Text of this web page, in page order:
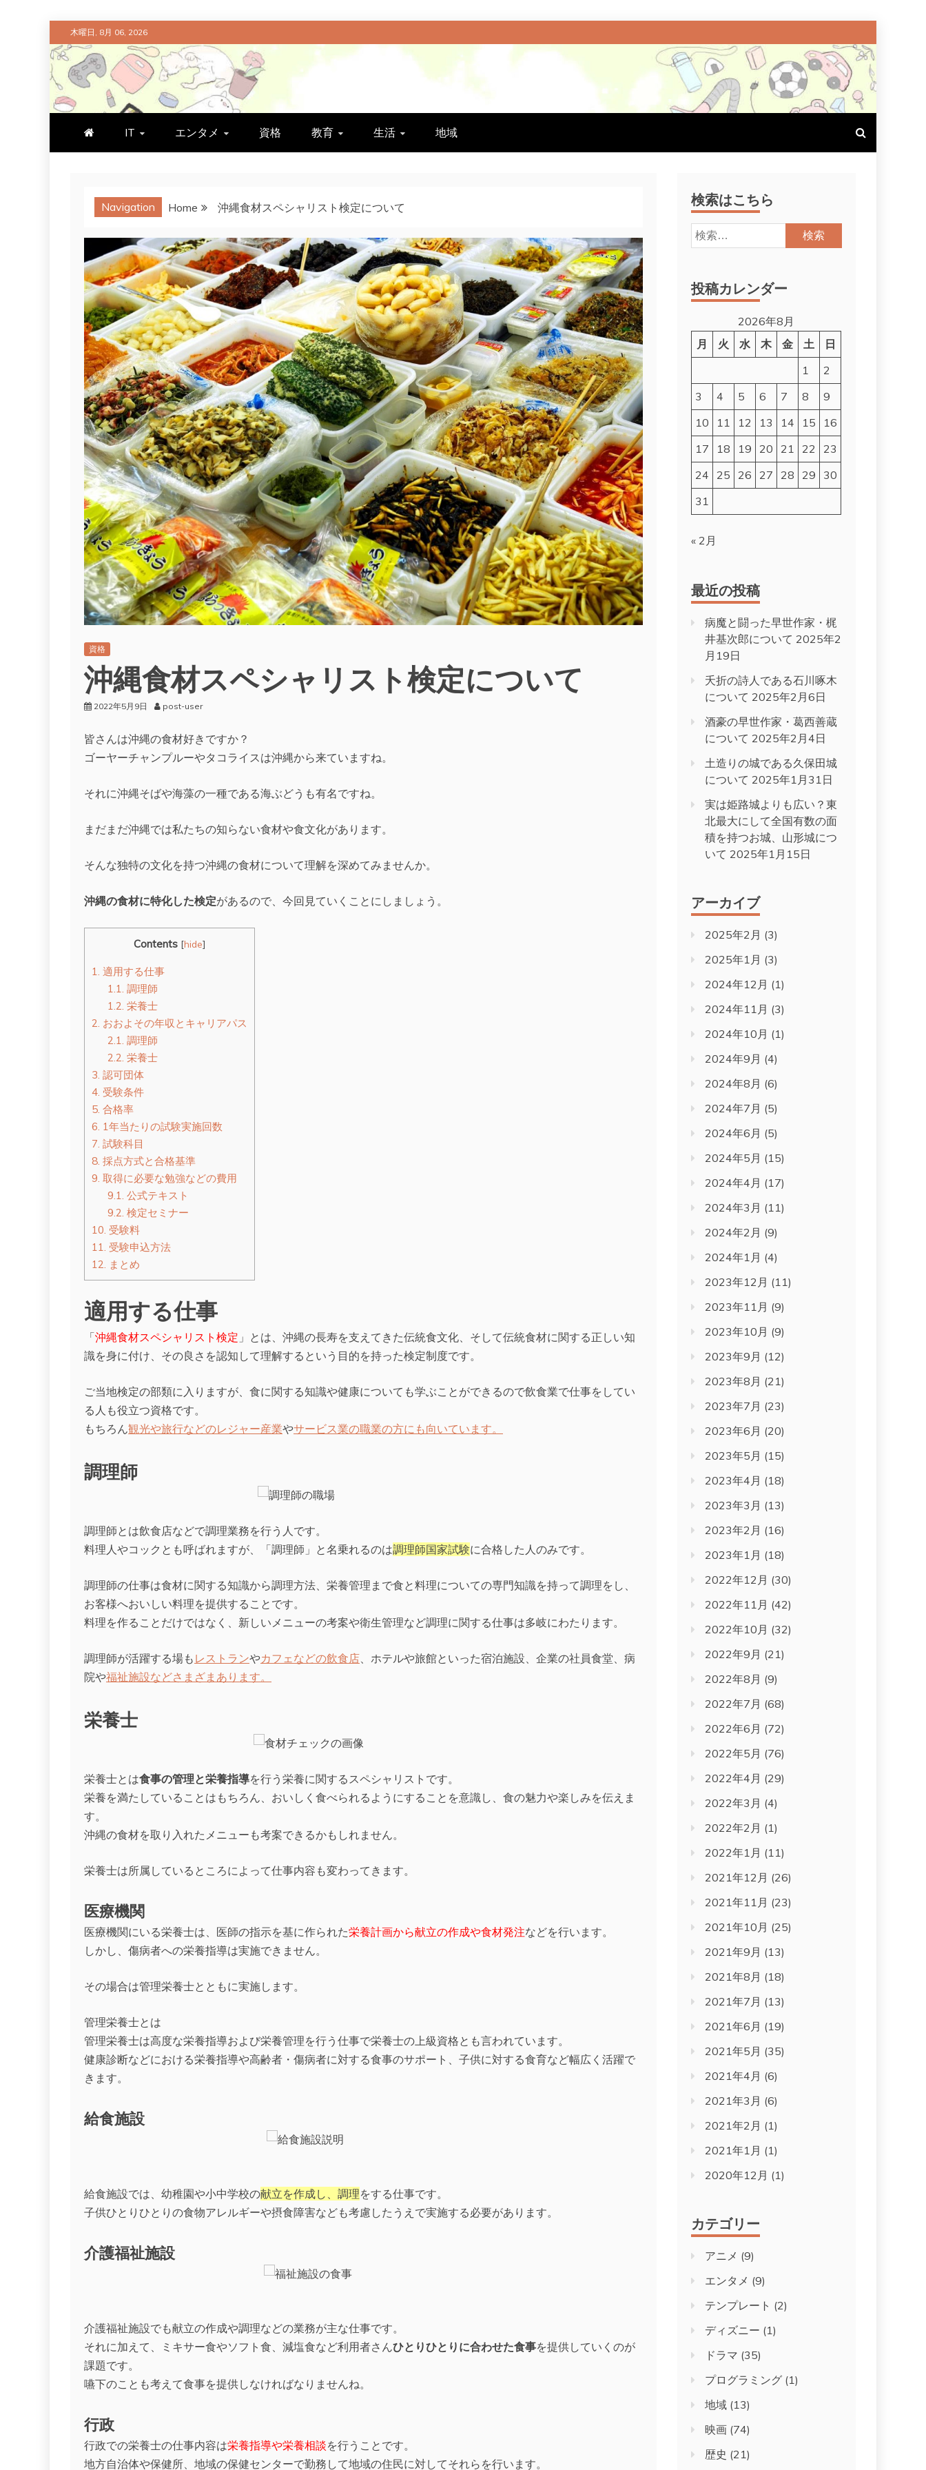
to
content
木曜日, 8月 06, 2026
プラチナラビ
役立つ暮らしの知恵袋
IT エンタメ 資格 教育 生活 地域
Navigation Home 沖縄食材スペシャリスト検定について
資格
沖縄食材スペシャリスト検定について
2022年5月9日 post-user
皆さんは沖縄の食材好きですか？
ゴーヤーチャンプルーやタコライスは沖縄から来ていますね。
それに沖縄そばや海藻の一種である海ぶどうも有名ですね。
まだまだ沖縄では私たちの知らない食材や食文化があります。
そんな独特の文化を持つ沖縄の食材について理解を深めてみませんか。
沖縄の食材に特化した検定があるので、今回見ていくことにしましょう。
Contents [hide]
1. 適用する仕事
1.1. 調理師
1.2. 栄養士
2. おおよその年収とキャリアパス
2.1. 調理師
2.2. 栄養士
3. 認可団体
4. 受験条件
5. 合格率
6. 1年当たりの試験実施回数
7. 試験科目
8. 採点方式と合格基準
9. 取得に必要な勉強などの費用
9.1. 公式テキスト
9.2. 検定セミナー
10. 受験料
11. 受験申込方法
12. まとめ
適用する仕事
「沖縄食材スペシャリスト検定 」とは、沖縄の長寿を支えてきた伝統食文化、そして伝統食材に関する正しい知
識を身に付け、その良さを認知して理解するという目的を持った検定制度です。
ご当地検定の部類に入りますが、食に関する知識や健康についても学ぶことができるので飲食業で仕事をしてい
る人も役立つ資格です。
もちろん観光や旅行などのレジャー産業やサービス業の職業の方にも向いています。
調理師
調理師とは飲食店などで調理業務を行う人です。
料理人やコックとも呼ばれますが、「調理師」と名乗れるのは調理師国家試験に合格した人のみです。
調理師の仕事は食材に関する知識から調理方法、栄養管理まで食と料理についての専門知識を持って調理をし、
お客様へおいしい料理を提供することです。
料理を作ることだけではなく、新しいメニューの考案や衛生管理など調理に関する仕事は多岐にわたります。
調理師が活躍する場も レストランやカフェなどの飲食店 、ホテルや旅館といった宿泊施設、企業の社員食堂、病
院や福祉施設などさまざまあります。
栄養士
栄養士とは食事の管理と栄養指導を行う栄養に関するスペシャリストです。
栄養を満たしていることはもちろん、おいしく食べられるようにすることを意識し、食の魅力や楽しみを伝えま
す。
沖縄の食材を取り入れたメニューも考案できるかもしれません。
栄養士は所属しているところによって仕事内容も変わってきます。
医療機関
医療機関にいる栄養士は、医師の指示を基に作られた栄養計画から献立の作成や食材発注などを行います。
しかし、傷病者への栄養指導は実施できません。
その場合は管理栄養士とともに実施します。
管理栄養士とは
管理栄養士は高度な栄養指導および栄養管理を行う仕事で栄養士の上級資格とも言われています。
健康診断などにおける栄養指導や高齢者・傷病者に対する食事のサポート、子供に対する食育など幅広く活躍で
きます。
給食施設
給食施設では、幼稚園や小中学校の献立を作成し、調理をする仕事です。
子供ひとりひとりの食物アレルギーや摂食障害なども考慮したうえで実施する必要があります。
介護福祉施設
介護福祉施設でも献立の作成や調理などの業務が主な仕事です。
それに加えて、ミキサー食やソフト食、減塩食など利用者さんひとりひとりに合わせた食事を提供していくのが
課題です。
嚥下のことも考えて食事を提供しなければなりませんね。
行政
行政での栄養士の仕事内容は栄養指導や栄養相談を行うことです。
地方自治体や保健所、地域の保健センターで勤務して地域の住民に対してそれらを行います。
検索はこちら
検
索:
投稿カレンダー
2026年8月
月
火 水 木 金 土
日
1
2
3
4 5 6 7 8
9
10
11 12 13 14 15
16
17
18 19 20 21 22
23
24
25 26 27 28 29
30
31
« 2月
最近の投稿
病魔と闘った早世作家・梶
井基次郎について 2025年2
月19日
夭折の詩人である石川啄木
について 2025年2月6日
酒豪の早世作家・葛西善蔵
について 2025年2月4日
土造りの城である久保田城
について 2025年1月31日
実は姫路城よりも広い？東
北最大にして全国有数の面
積を持つお城、山形城につ
いて 2025年1月15日
アーカイブ
2025年2月 (3)
2025年1月 (3)
2024年12月 (1)
2024年11月 (3)
2024年10月 (1)
2024年9月 (4)
2024年8月 (6)
2024年7月 (5)
2024年6月 (5)
2024年5月 (15)
2024年4月 (17)
2024年3月 (11)
2024年2月 (9)
2024年1月 (4)
2023年12月 (11)
2023年11月 (9)
2023年10月 (9)
2023年9月 (12)
2023年8月 (21)
2023年7月 (23)
2023年6月 (20)
2023年5月 (15)
2023年4月 (18)
2023年3月 (13)
2023年2月 (16)
2023年1月 (18)
2022年12月 (30)
2022年11月 (42)
2022年10月 (32)
2022年9月 (21)
2022年8月 (9)
2022年7月 (68)
2022年6月 (72)
2022年5月 (76)
2022年4月 (29)
2022年3月 (4)
2022年2月 (1)
2022年1月 (11)
2021年12月 (26)
2021年11月 (23)
2021年10月 (25)
2021年9月 (13)
2021年8月 (18)
2021年7月 (13)
2021年6月 (19)
2021年5月 (35)
2021年4月 (6)
2021年3月 (6)
2021年2月 (1)
2021年1月 (1)
2020年12月 (1)
カテゴリー
アニメ (9)
エンタメ (9)
テンプレート (2)
ディズニー (1)
ドラマ (35)
プログラミング (1)
地域 (13)
映画 (74)
歴史 (21)